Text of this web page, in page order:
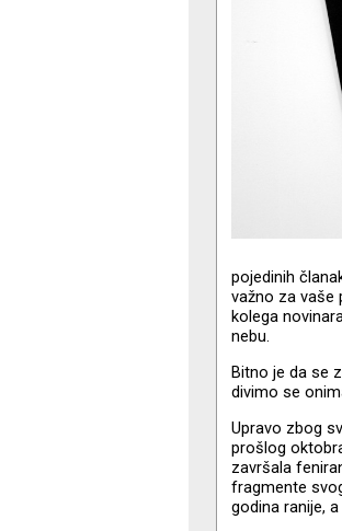
pojedinih
važno za vaše
kolega
nebu.
Bitno je da se
divimo se
Upravo zbog
prošlog
završala
fragmente
godina ranije, a